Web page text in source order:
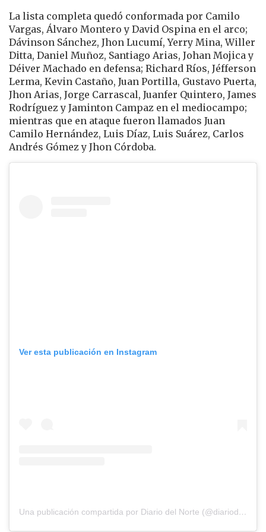
La lista completa quedó conformada por Camilo
Vargas, Álvaro Montero y David Ospina en el arco;
Dávinson Sánchez, Jhon Lucumí, Yerry Mina, Willer
Ditta, Daniel Muñoz, Santiago Arias, Johan Mojica y
Déiver Machado en defensa; Richard Ríos, Jéfferson
Lerma, Kevin Castaño, Juan Portilla, Gustavo Puerta,
Jhon Arias, Jorge Carrascal, Juanfer Quintero, James
Rodríguez y Jaminton Campaz en el mediocampo;
mientras que en ataque fueron llamados Juan
Camilo Hernández, Luis Díaz, Luis Suárez, Carlos
Andrés Gómez y Jhon Córdoba.
Ver esta publicación en Instagram
Una publicación compartida por Diario del Norte (@diariodelnorte)